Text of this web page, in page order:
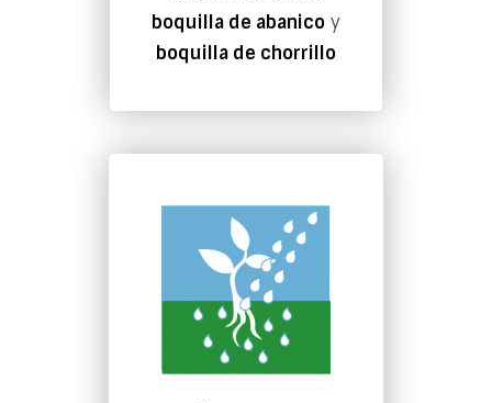
boquilla de abanico y
boquilla de chorrillo